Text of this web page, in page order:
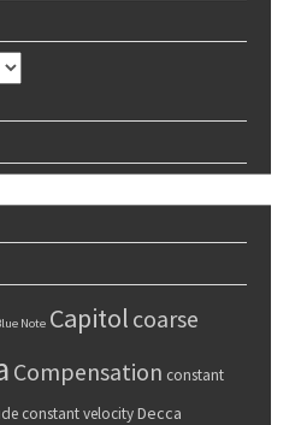
Note Capitol coarse
Compensation constant
constant velocityDecca